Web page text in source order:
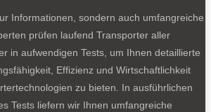
Informationen, sondern auch umfangreiche
prüfen laufend Transporter aller
in aufwendigen Tests, um Ihnen detaillierte
Effizienz und Wirtschaftlichkeit
zu bieten. In ausführlichen
Tests liefern wir Ihnen umfangreiche